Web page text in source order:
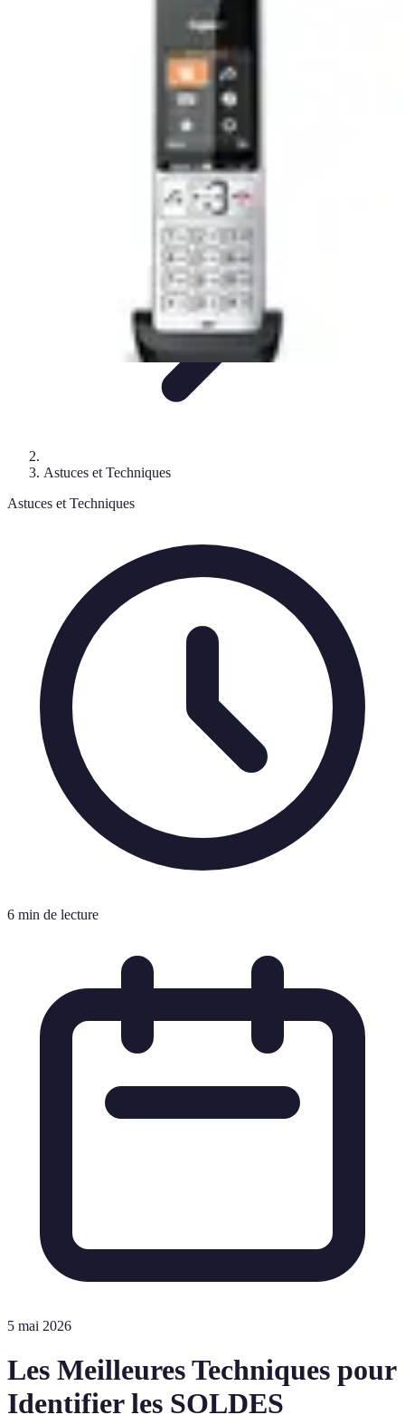
IncontournablesProduits à Surveiller
Astuces et Techniques
Astuces et Techniques
6 min de lecture
5 mai 2026
Les Meilleures Techniques pour
Identifier les SOLDES